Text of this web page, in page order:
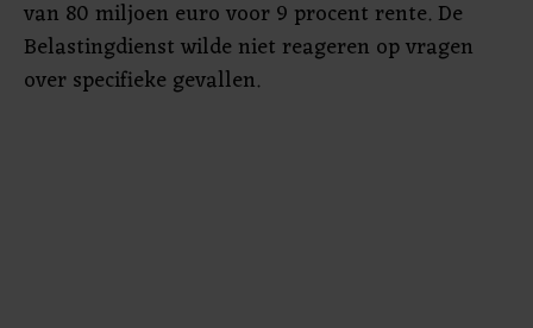
van 80 miljoen euro voor 9 procent rente. De
Belastingdienst wilde niet reageren op vragen
over specifieke gevallen.